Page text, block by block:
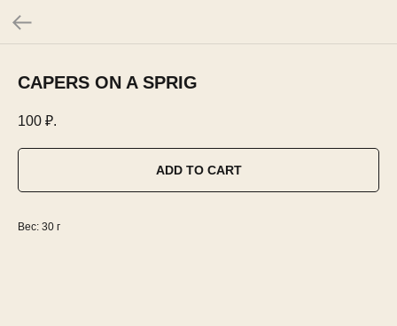
CAPERS ON A SPRIG
100 ₽.
ADD TO CART
Вес: 30 г